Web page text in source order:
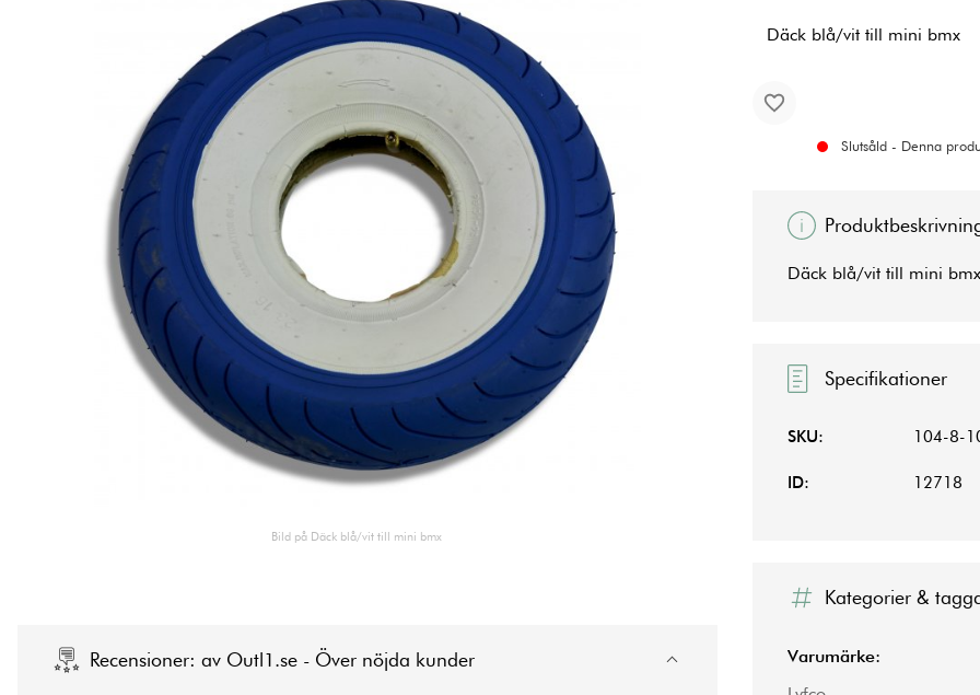
Bild på Däck blå/vit till mini bmx
Däck blå/vit till mini bmx
Slutsåld - Denna
Däck blå/vit till mini bmx
Specifikationer
SKU: 104-8-
ID: 12718
Kategorier &
Varumärke:
Recensioner: av Outl1.se - Över nöjda kunder